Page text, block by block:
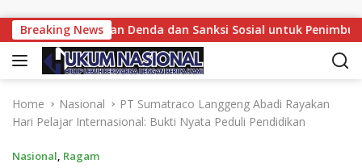
Breaking News
Siapkan Denda dan Sanksi Sosial untuk Penimbun
Home Nasional
PT Sumatraco Langgeng Abadi Rayakan
Hari Pelajar Internasional: Bukti Nyata Peduli Pendidikan
Nasional, Ragam